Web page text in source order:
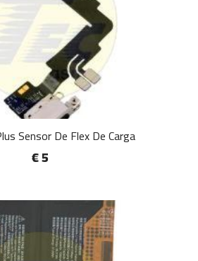
Sensor De Flex De Carga
€ 5